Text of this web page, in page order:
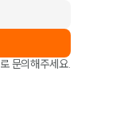
로 문의해주세요.